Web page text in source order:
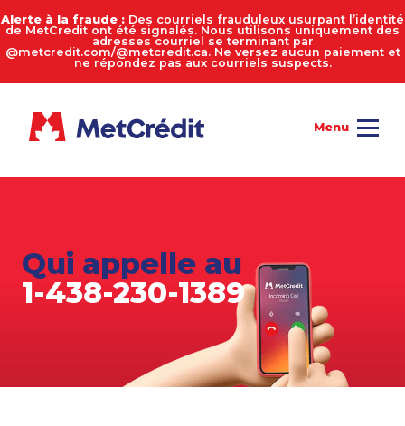
Alerte à la fraude : Des courriels frauduleux usurpant l’identité
de MetCredit ont été signalés. Nous utilisons uniquement des
adresses courriel se terminant par
@metcredit.com/@metcredit.ca. Ne versez aucun paiement et
ne répondez pas aux courriels suspects.
Qui appelle au
1-438-230-1389